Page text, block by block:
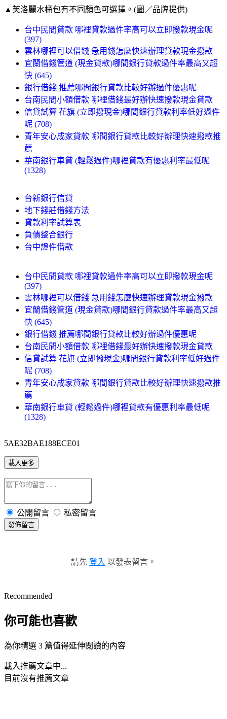
▲芙洛麗水桶包有不同顏色可選擇。(圖／品牌提供)
台中民間貸款 哪裡貸款過件率高可以立即撥款現金呢
(397)
雲林哪裡可以借錢 急用錢怎麼快速辦理貸款現金撥款
宜蘭借錢管道 (現金貸款)哪間銀行貸款過件率最高又超
快 (645)
銀行借錢 推薦哪間銀行貸款比較好辦過件優惠呢
台南民間小額借款 哪裡借錢最好辦快速撥款現金貸款
信貸試算 花旗 (立即撥現金)哪間銀行貸款利率低好過件
呢 (708)
青年安心成家貸款 哪間銀行貸款比較好辦理快速撥款推
薦
華南銀行車貸 (輕鬆過件)哪裡貸款有優惠利率最低呢
(1328)
台新銀行信貸
地下錢莊借錢方法
貸款利率試算表
負債整合銀行
台中證件借款
台中民間貸款 哪裡貸款過件率高可以立即撥款現金呢
(397)
雲林哪裡可以借錢 急用錢怎麼快速辦理貸款現金撥款
宜蘭借錢管道 (現金貸款)哪間銀行貸款過件率最高又超
快 (645)
銀行借錢 推薦哪間銀行貸款比較好辦過件優惠呢
台南民間小額借款 哪裡借錢最好辦快速撥款現金貸款
信貸試算 花旗 (立即撥現金)哪間銀行貸款利率低好過件
呢 (708)
青年安心成家貸款 哪間銀行貸款比較好辦理快速撥款推
薦
華南銀行車貸 (輕鬆過件)哪裡貸款有優惠利率最低呢
(1328)
5AE32BAE188ECE01
載入更多
公開留言 私密留言
發佈留言
請先 登入 以發表留言。
Recommended
你可能也喜歡
為你精選 3 篇值得延伸閱讀的內容
載入推薦文章中...
目前沒有推薦文章